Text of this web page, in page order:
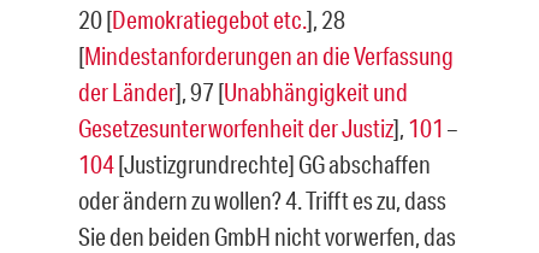
20 [Demokratiegebot etc.], 28
[Mindestanforderungen an die Verfassung
der Länder], 97 [Unabhängigkeit und
Gesetzesunterworfenheit der Justiz], 101 –
104[Justizgrundrechte] GG abschaffen
oder ändern zu wollen? 4. Trifft es zu, dass
Sie den beiden GmbH nicht vorwerfen, das